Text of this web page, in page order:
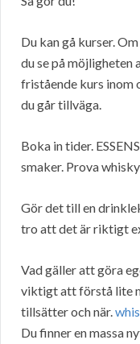
Du kan gå kurser.
du se på möjligheten
fristående kurs inom
du går tillväga.
Boka in tider.
smaker. Prova
Gör det till en
tro att det är riktigt
Vad gäller att göra
viktigt att förstå lite
tillsätter och när.
Du finner en massa